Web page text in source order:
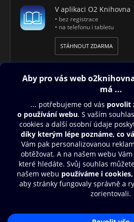
V aplikaci O2 Knihovna
• bez registrace
• na telefonu i tabletu
STÁHNOUT ZDARMA
Obsah ke stažení
Moje O2 Knihovna
Další zábava
© O2 Czech Republic a.s.